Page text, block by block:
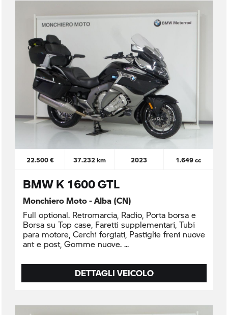
22.500 € 37.232 km 2023 1.649 cc
BMW K 1600 GTL
Monchiero Moto - Alba (CN)
Full optional. Retromarcia, Radio, Porta borsa e
Borsa su Top case, Faretti supplementari, Tubi
para motore, Cerchi forgiati, Pastiglie freni nuove
ant e post, Gomme nuove.
DETTAGLI VEICOLO